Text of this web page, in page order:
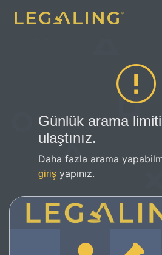
Günlük arama
ulaştınız.
Daha fazla arama
giriş yapınız.